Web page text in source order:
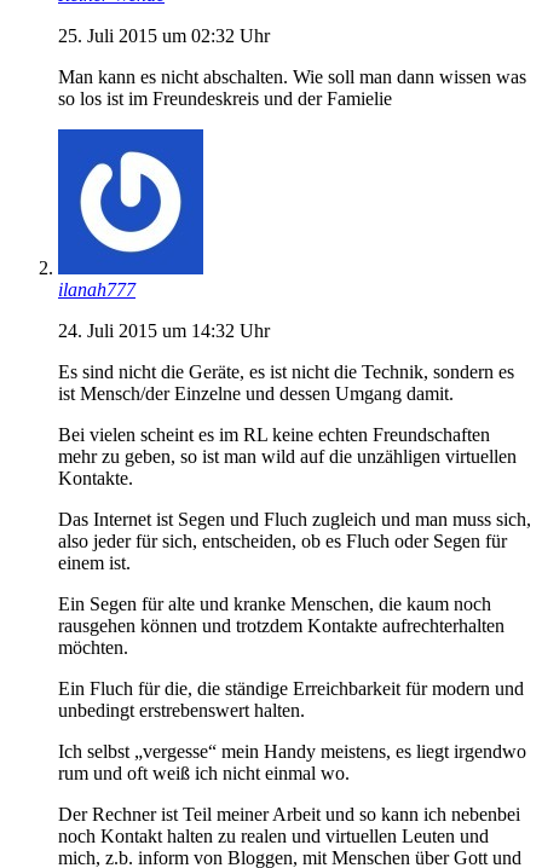
25. Juli 2015 um 02:32 Uhr
Man kann es nicht abschalten. Wie soll man dann wissen was
so los ist im Freundeskreis und der Famielie
ilanah777
24. Juli 2015 um 14:32 Uhr
Es sind nicht die Geräte, es ist nicht die Technik, sondern es
ist Mensch/der Einzelne und dessen Umgang damit.
Bei vielen scheint es im RL keine echten Freundschaften
mehr zu geben, so ist man wild auf die unzähligen virtuellen
Kontakte.
Das Internet ist Segen und Fluch zugleich und man muss sich,
also jeder für sich, entscheiden, ob es Fluch oder Segen für
einem ist.
Ein Segen für alte und kranke Menschen, die kaum noch
rausgehen können und trotzdem Kontakte aufrechterhalten
möchten.
Ein Fluch für die, die ständige Erreichbarkeit für modern und
unbedingt erstrebenswert halten.
Ich selbst „vergesse“ mein Handy meistens, es liegt irgendwo
rum und oft weiß ich nicht einmal wo.
Der Rechner ist Teil meiner Arbeit und so kann ich nebenbei
noch Kontakt halten zu realen und virtuellen Leuten und
mich, z.b. inform von Bloggen, mit Menschen über Gott und